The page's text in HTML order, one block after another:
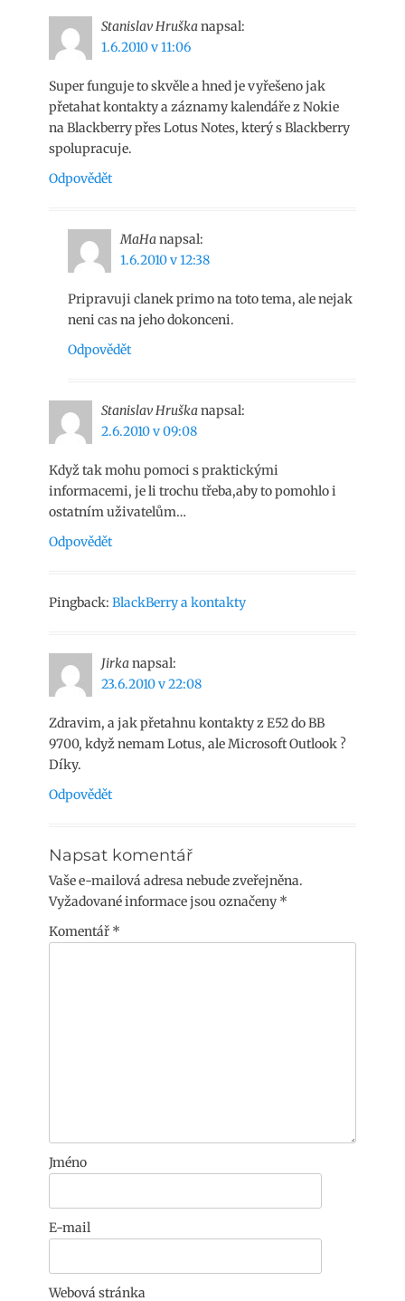
Stanislav Hruškanapsal:
1.6.2010 v 11:06
Super funguje to skvěle a hned je vyřešeno jak
přetahat kontakty a záznamy kalendáře z Nokie
na Blackberry přes Lotus Notes, který s Blackberry
spolupracuje.
Odpovědět
MaHanapsal:
1.6.2010 v 12:38
Pripravuji clanek primo na toto tema, ale nejak
neni cas na jeho dokonceni.
Odpovědět
Stanislav Hruškanapsal:
2.6.2010 v 09:08
Když tak mohu pomoci s praktickými
informacemi, je li trochu třeba,aby to pomohlo i
ostatním uživatelům…
Odpovědět
Pingback: BlackBerry a kontakty
Jirkanapsal:
23.6.2010 v 22:08
Zdravim, a jak přetahnu kontakty z E52 do BB
9700, když nemam Lotus, ale Microsoft Outlook ?
Díky.
Odpovědět
Napsat komentář
Vaše e-mailová adresa nebude zveřejněna.
Vyžadované informace jsou označeny *
Komentář *
Jméno
E-mail
Webová stránka